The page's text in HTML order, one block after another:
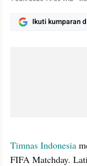
Ikuti kumparan
Timnas Indonesia
FIFA Matchday.